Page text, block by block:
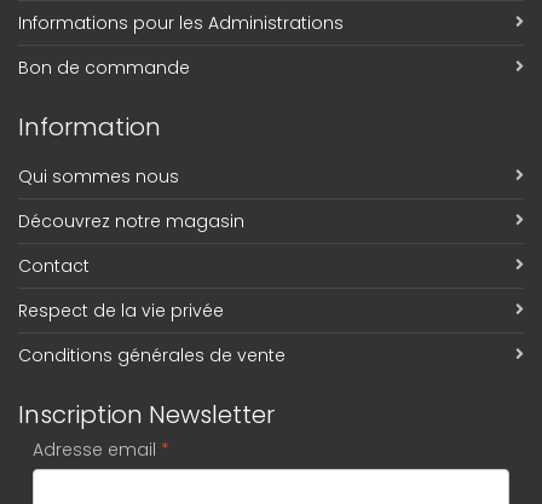
Informations pour les Administrations
Bon de commande
Information
Qui sommes nous
Découvrez notre magasin
Contact
Respect de la vie privée
Conditions générales de vente
Inscription Newsletter
Adresse email *